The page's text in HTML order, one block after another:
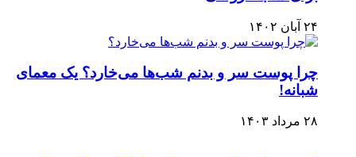
۲۴ آبان ۱۴۰۲
چرا پوست سر و بدنم شب‌ها می‌خارد؟ یک معمای
شبانه!
۲۸ مرداد ۱۴۰۳